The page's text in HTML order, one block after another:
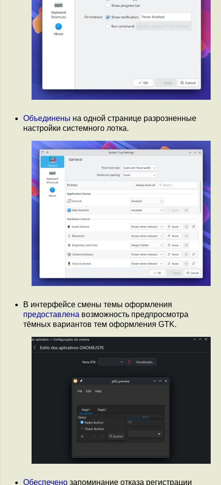
Объединены на одной странице разрозненные
настройки системного лотка.
В интерфейсе смены темы оформления
предоставлена возможность предпросмотра
тёмных вариантов тем оформления GTK.
Обеспечено запоминание отказа регистрации